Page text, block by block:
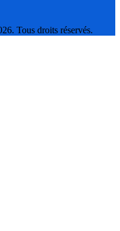
Tous droits réservés.